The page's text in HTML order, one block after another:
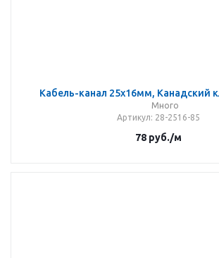
Кабель-канал 25x16мм, Канадский
Много
Артикул: 28-2516-85
78руб./м